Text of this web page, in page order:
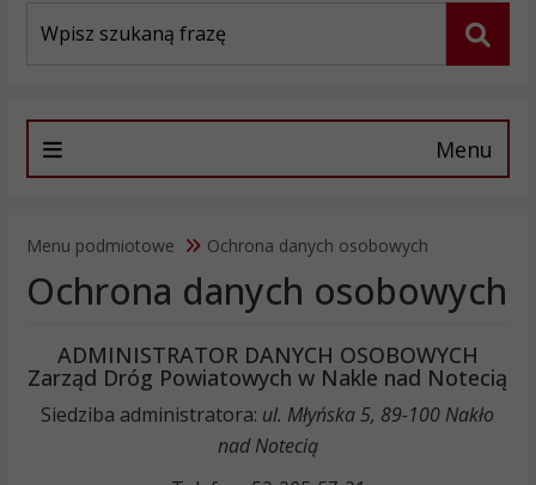
Menu
Menu podmiotowe Ochrona danych osobowych
Ochrona danych osobowych
ADMINISTRATOR DANYCH OSOBOWYCH
Zarząd Dróg Powiatowych w Nakle nad Notecią
Siedziba administratora: ul. Młyńska 5, 89-100 Nakło
nad Notecią